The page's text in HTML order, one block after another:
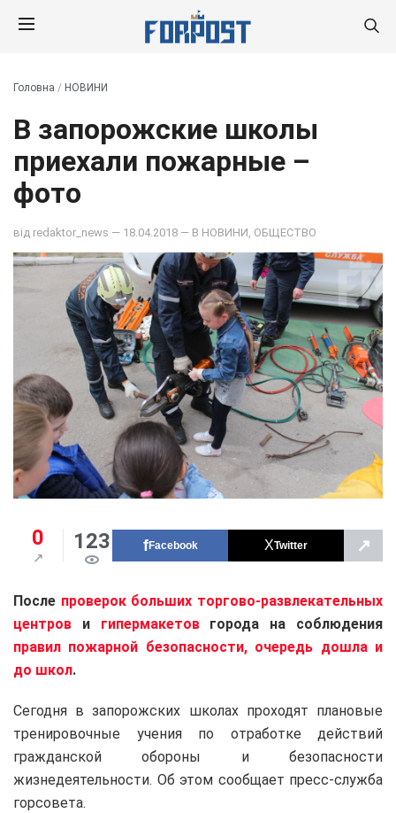
Головна / НОВИНИ
В запорожские школы
приехали пожарные –
фото
від redaktor_news — 18.04.2018 — В НОВИНИ ОБЩЕСТВО
0 123 Facebook Twitter ↗
После проверок больших торгово-развлекательных
центров и гипермакетовгорода на соблюдения
правил пожарной безопасности, очередь дошла и
до школ.
Сегодня в запорожских школах проходят плановые
тренировочные учения по отработке действий
гражданской обороны и безопасности
жизнедеятельности. Об этом сообщает пресс-служба
горсовета.